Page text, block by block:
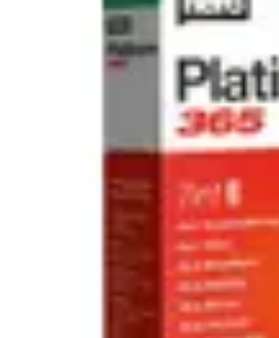
Pionieri dell'Innovazione
Tecnologie Emergenti
Innovazione Tecnologica
Pionieri dell'Innovazione